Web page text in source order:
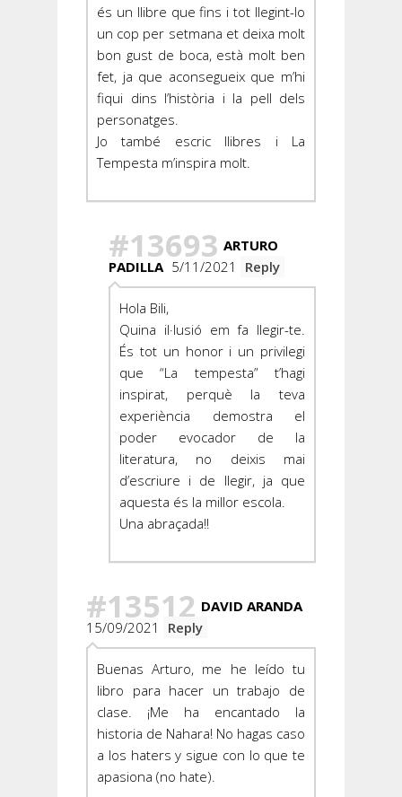
és un llibre que fins i tot llegint-lo
un cop per setmana et deixa molt
bon gust de boca, està molt ben
fet, ja que aconsegueix que m’hi
fiqui dins l’història i la pell dels
personatges.
Jo també escric llibres i La
Tempesta m’inspira molt.
#13693 ARTURO
PADILLA 5/11/2021 Reply
Hola Bili,
Quina il·lusió em fa llegir-te.
És tot un honor i un privilegi
que “La tempesta” t’hagi
inspirat, perquè la teva
experiència demostra el
poder evocador de la
literatura, no deixis mai
d’escriure i de llegir, ja que
aquesta és la millor escola.
Una abraçada!!
#13512 DAVID ARANDA
15/09/2021
Reply
Buenas Arturo, me he leído tu
libro para hacer un trabajo de
clase. ¡Me ha encantado la
historia de Nahara! No hagas caso
a los haters y sigue con lo que te
apasiona (no hate).